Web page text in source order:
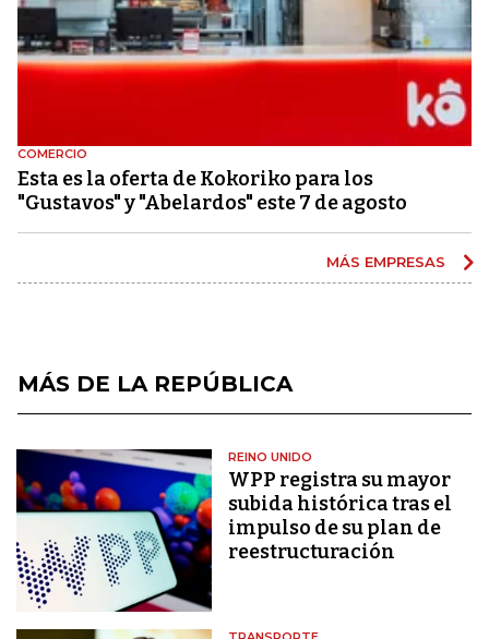
COMERCIO
Esta es la oferta de Kokoriko para los
"Gustavos" y "Abelardos" este 7 de agosto
MÁS EMPRESAS
MÁS DE LA REPÚBLICA
REINO UNIDO
WPP registra su mayor
subida histórica tras el
impulso de su plan de
reestructuración